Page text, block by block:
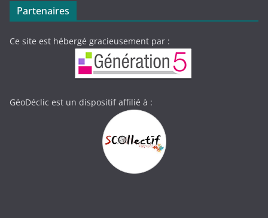
Partenaires
Ce site est hébergé gracieusement par :
GéoDéclic est un dispositif affilié à :